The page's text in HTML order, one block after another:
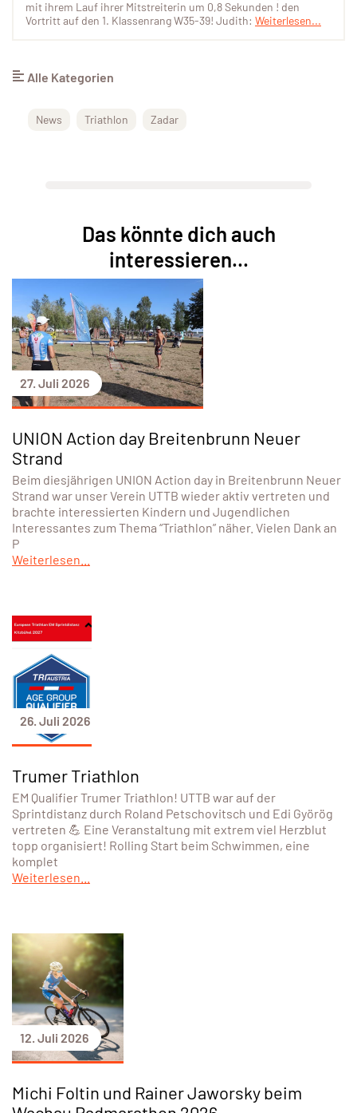
mit ihrem Lauf ihrer Mitstreiterin um 0,8 Sekunden ! den
Vortritt auf den 1. Klassenrang W35-39! Judith: Weiterlesen...
Alle Kategorien
News Triathlon Zadar
Das könnte dich auch
interessieren...
27. Juli 2026
UNION Action day Breitenbrunn Neuer
Strand
Beim diesjährigen UNION Action day in Breitenbrunn Neuer
Strand war unser Verein UTTB wieder aktiv vertreten und
brachte interessierten Kindern und Jugendlichen
Interessantes zum Thema “Triathlon” näher. Vielen Dank an
P
Weiterlesen...
26. Juli 2026
Trumer Triathlon
EM Qualifier Trumer Triathlon! UTTB war auf der
Sprintdistanz durch Roland Petschovitsch und Edi Györög
vertreten 💪 Eine Veranstaltung mit extrem viel Herzblut
topp organisiert! Rolling Start beim Schwimmen, eine
komplet
Weiterlesen...
12. Juli 2026
Michi Foltin und Rainer Jaworsky beim